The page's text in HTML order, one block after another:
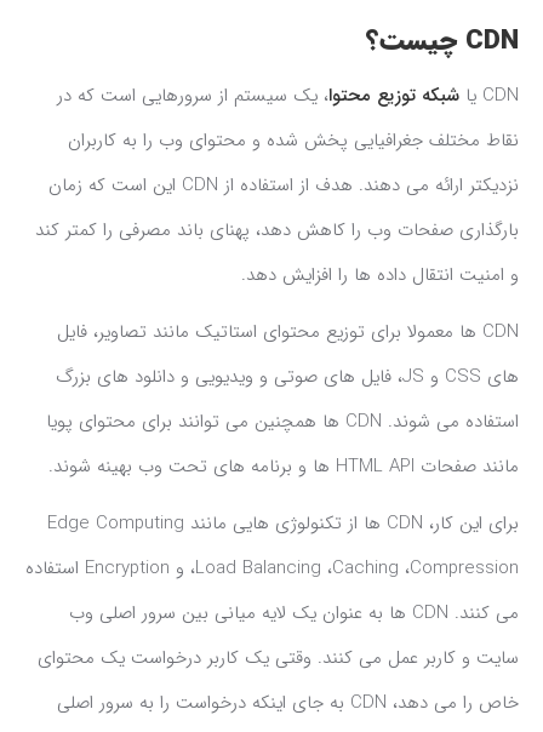
CDN چیست؟
CDN یا شبکه توزیع محتوا، یک سیستم از سرورهایی است که در
نقاط مختلف جغرافیایی پخش شده و محتوای وب را به کاربران
نزدیکتر ارائه می دهند. هدف از استفاده از CDN این است که زمان
بارگذاری صفحات وب را کاهش دهد، پهنای باند مصرفی را کمتر کند
و امنیت انتقال داده ها را افزایش دهد.
CDN ها معمولا برای توزیع محتوای استاتیک مانند تصاویر، فایل
های CSS و JS، فایل های صوتی و ویدیویی و دانلود های بزرگ
استفاده می شوند. CDN ها همچنین می توانند برای محتوای پویا
مانند صفحات HTML API ها و برنامه های تحت وب بهینه شوند.
برای این کار، CDN ها از تکنولوژی هایی مانند Edge Computing
،Load Balancing ،Caching ،Compression و Encryption استفاده
می کنند. CDN ها به عنوان یک لایه میانی بین سرور اصلی وب
سایت و کاربر عمل می کنند. وقتی یک کاربر درخواست یک محتوای
خاص را می دهد، CDN به جای اینکه درخواست را به سرور اصلی